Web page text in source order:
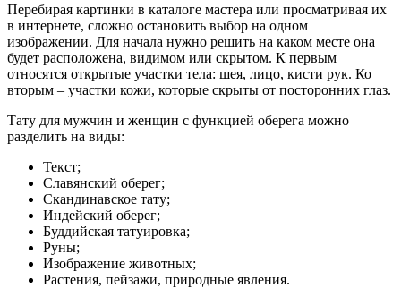
Перебирая картинки в каталоге мастера или просматривая их
в интернете, сложно остановить выбор на одном
изображении. Для начала нужно решить на каком месте она
будет расположена, видимом или скрытом. К первым
относятся открытые участки тела: шея, лицо, кисти рук. Ко
вторым – участки кожи, которые скрыты от посторонних глаз.
Тату для мужчин и женщин с функцией оберега можно
разделить на виды:
Текст;
Славянский оберег;
Скандинавское тату;
Индейский оберег;
Буддийская татуировка;
Руны;
Изображение животных;
Растения, пейзажи, природные явления.